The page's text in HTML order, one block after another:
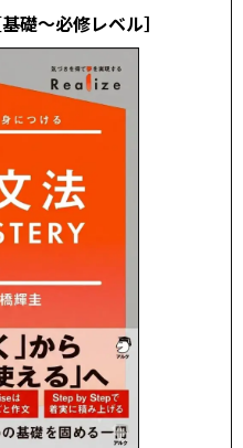
礎～必修レベル］